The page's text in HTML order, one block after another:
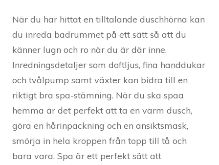
När du har hittat en tilltalande duschhörna kan
du inreda badrummet på ett sätt så att du
känner lugn och ro när du är där inne.
Inredningsdetaljer som doftljus, fina handdukar
och tvålpump samt växter kan bidra till en
riktigt bra spa-stämning. När du ska spaa
hemma är det perfekt att ta en varm dusch,
göra en hårinpackning och en ansiktsmask,
smörja in hela kroppen från topp till tå och
bara vara. Spa är ett perfekt sätt att